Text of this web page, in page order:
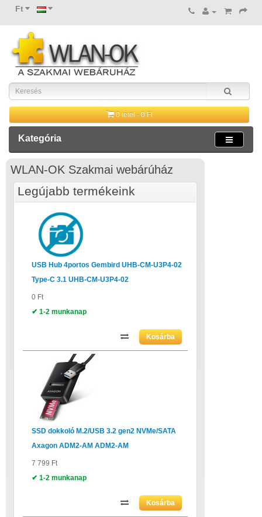
Ft
0 tétel - 0 Ft
Kategória
WLAN-OK Szakmai webárúház
Legújabb termékeink
USB Hub 4portos Gembird UHB-CM-U3P4-02
Type-C 3.1 UHB-CM-U3P4-02
0 Ft
✔ 1-2 munkanap
SSD dokkoló M.2/USB 3.2 gen2 NVMe/SATA
Axagon ADM2-AM ADM2-AM
7 799 Ft
✔ 1-2 munkanap